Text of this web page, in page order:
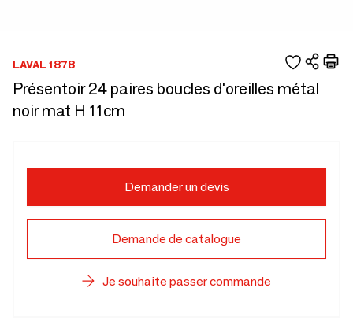
LAVAL 1878
Présentoir 24 paires boucles d'oreilles métal
noir mat H 11cm
Demander un devis
Demande de catalogue
Je souhaite passer commande